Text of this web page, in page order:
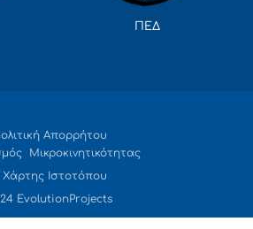
ΠΕΔ
Απορρήτου
Μικροκινητικότητας
Χάρτης Ιστοτόπου
EvolutionProjects